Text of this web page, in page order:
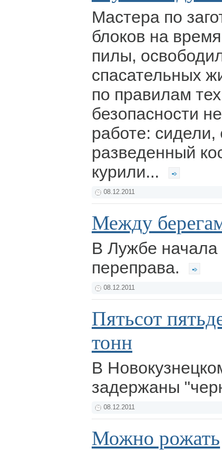
Мастера по
блоков на
пилы,
спасательных
по правилам
безопасности
работе:
разведенный
курили...
08.12.2011
Между
В Лужбе начала
переправа.
08.12.2011
Пятьсот
тонн
В
задержаны
08.12.2011
Можно рожать